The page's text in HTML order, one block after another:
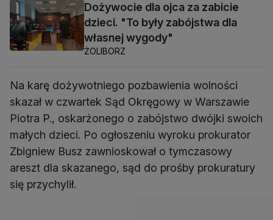
Dożywocie dla ojca za zabicie
dzieci. "To były zabójstwa dla
własnej wygody"
ŻOLIBORZ
Na karę dożywotniego pozbawienia wolności
skazał w czwartek Sąd Okręgowy w Warszawie
Piotra P., oskarżonego o zabójstwo dwójki swoich
małych dzieci. Po ogłoszeniu wyroku prokurator
Zbigniew Busz zawnioskował o tymczasowy
areszt dla skazanego, sąd do prośby prokuratury
się przychylił.